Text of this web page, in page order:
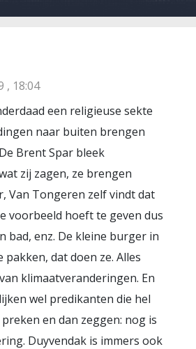
, 18:04
een religieuse sekte
naar buiten brengen
Brent Spar bleek
zij zagen, ze brengen
Van Tongeren zelf vindt dat
voorbeeld hoeft te geven dus
bad, enz. De kleine burger in
dat doen ze. Alles
klimaatveranderingen. En
wel predikanten die hel
en dan zeggen: nog is
Duyvendak is immers ook